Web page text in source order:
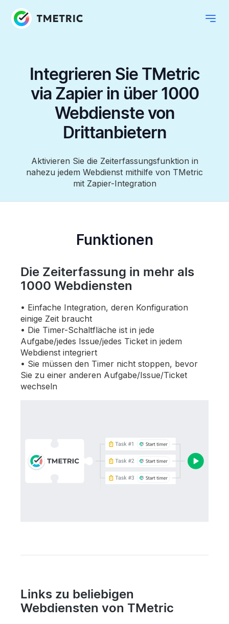
Integrieren Sie TMetric
via Zapier in über 1000
Webdienste von
Drittanbietern
Aktivieren Sie die Zeiterfassungsfunktion in
nahezu jedem Webdienst mithilfe von TMetric
mit Zapier-Integration
Funktionen
Die Zeiterfassung in mehr als
1000 Webdiensten
Einfache Integration, deren Konfiguration
einige Zeit braucht
Die Timer-Schaltfläche ist in jede
Aufgabe/jedes Issue/jedes Ticket in jedem
Webdienst integriert
Sie müssen den Timer nicht stoppen, bevor
Sie zu einer anderen Aufgabe/Issue/Ticket
wechseln
Links zu beliebigen
Webdiensten von TMetric